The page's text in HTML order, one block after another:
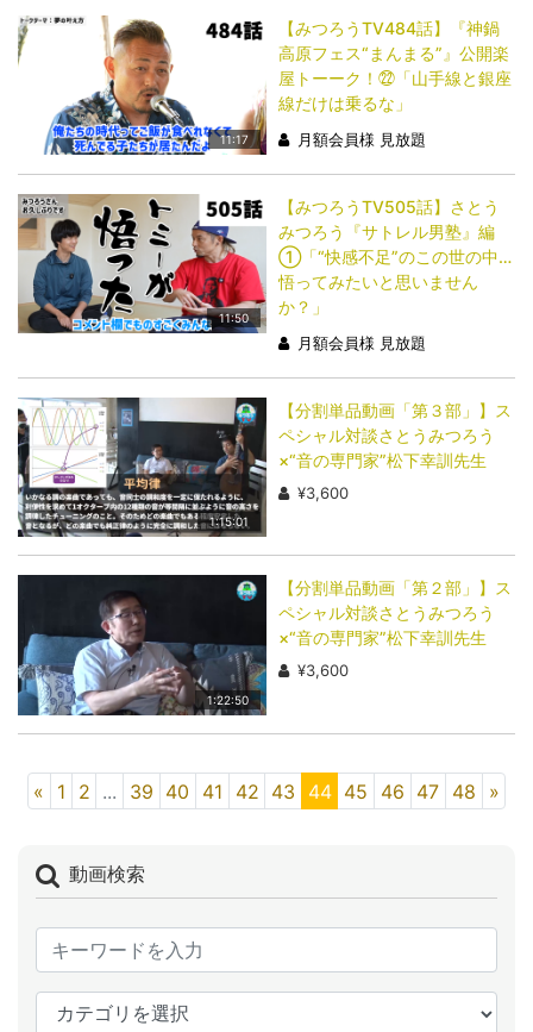
11:17
【みつろうTV484話】『神鍋
高原フェス“まんまる”』公開楽
屋トーーク！㉒「山手線と銀座
線だけは乗るな」
月額会員様 見放題
11:50
【みつろうTV505話】さとう
みつろう『サトレル男塾』編
①「“快感不足”のこの世の中…
悟ってみたいと思いません
か？」
月額会員様 見放題
1:15:01
【分割単品動画「第３部」】ス
ペシャル対談さとうみつろう
×“音の専門家”松下幸訓先生
¥3,600
1:22:50
【分割単品動画「第２部」】ス
ペシャル対談さとうみつろう
×“音の専門家”松下幸訓先生
¥3,600
« 1 2 ... 39 40 41 42 43 44 45 46 47 48 »
動画検索